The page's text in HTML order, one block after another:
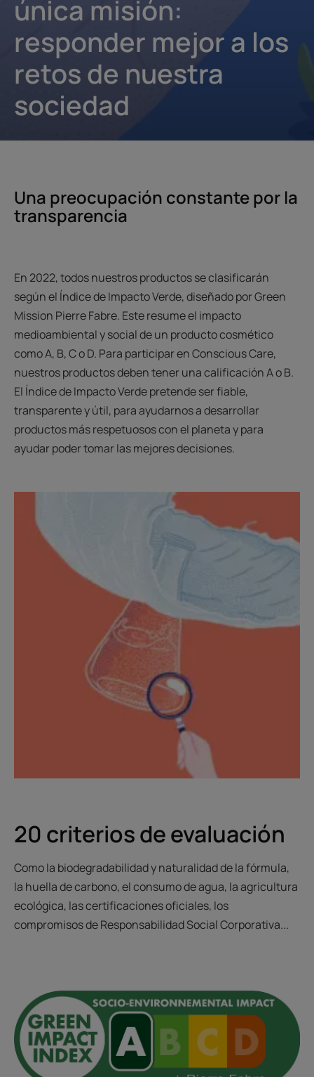
única misión:
responder mejor a los
retos de nuestra
sociedad
Una preocupación constante por la
transparencia
En 2022, todos nuestros productos se clasificarán
según el Índice de Impacto Verde, diseñado por Green
Mission Pierre Fabre. Este resume el impacto
medioambiental y social de un producto cosmético
como A, B, C o D. Para participar en Conscious Care,
nuestros productos deben tener una calificación A o B.
El Índice de Impacto Verde pretende ser fiable,
transparente y útil, para ayudarnos a desarrollar
productos más respetuosos con el planeta y para
ayudar poder tomar las mejores decisiones.
20 criterios de evaluación
Como la biodegradabilidad y naturalidad de la fórmula,
la huella de carbono, el consumo de agua, la agricultura
ecológica, las certificaciones oficiales, los
compromisos de Responsabilidad Social Corporativa...